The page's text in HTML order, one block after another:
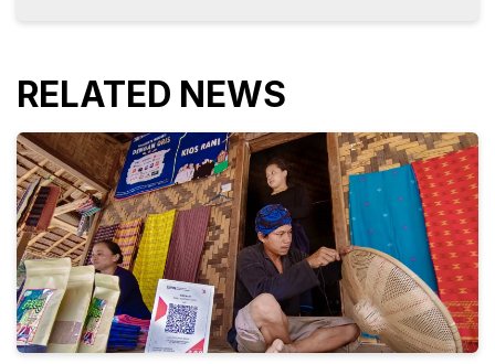
RELATED NEWS